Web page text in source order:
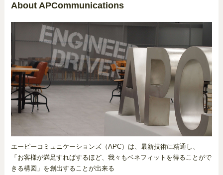
About APCommunications
エーピーコミュニケーションズ（APC）は、最新技術に精通し、
「お客様が満足すればするほど、我々もベネフィットを得ることがで
きる構図」を創出することが出来る